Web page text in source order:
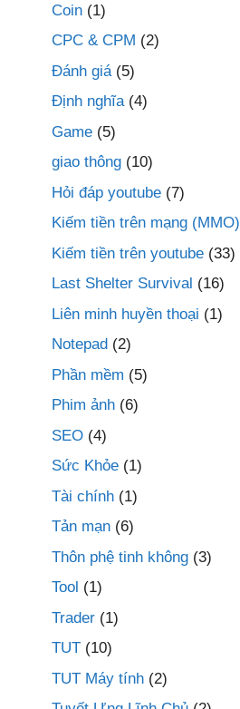
Coin (1)
CPC & CPM (2)
Đánh giá(5)
Định nghĩa(4)
Game (5)
giao thông (10)
Hỏi đáp youtube (7)
Kiếm tiền trên mạng (MMO)
Kiếm tiền trên youtube (33)
Last Shelter Survival (16)
Liên minh huyền thoại (1)
Notepad (2)
Phần mềm (5)
Phim ảnh (6)
SEO (4)
Sức Khỏe (1)
Tài chính (1)
Tản mạn (6)
Thôn phệ tinh không (3)
Tool (1)
Trader (1)
TUT (10)
TUT Máy tính (2)